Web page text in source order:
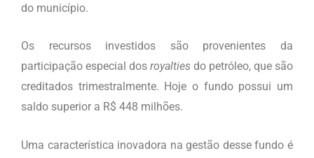
do município.
Os recursos investidos são provenientes da
participação especial dos royalties do petróleo, que são
creditados trimestralmente. Hoje o fundo possui um
saldo superior a R$ 448 milhões.
Uma característica inovadora na gestão desse fundo é